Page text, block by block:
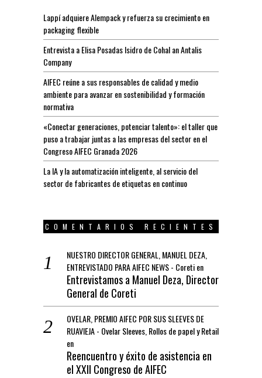
Lappí adquiere Alempack y refuerza su crecimiento en
packaging flexible
Entrevista a Elisa Posadas Isidro de Cohal an Antalis
Company
AIFEC reúne a sus responsables de calidad y medio
ambiente para avanzar en sostenibilidad y formación
normativa
«Conectar generaciones, potenciar talento»: el taller que
puso a trabajar juntas a las empresas del sector en el
Congreso AIFEC Granada 2026
La IA y la automatización inteligente, al servicio del
sector de fabricantes de etiquetas en continuo
COMENTARIOS RECIENTES
NUESTRO DIRECTOR GENERAL, MANUEL DEZA,
ENTREVISTADO PARA AIFEC NEWS - Coretien
Entrevistamos a Manuel Deza, Director
General de Coreti
OVELAR, PREMIO AIFEC POR SUS SLEEVES DE
RUAVIEJA - Ovelar Sleeves, Rollos de papel y Retail
en
Reencuentro y éxito de asistencia en
el XXII Congreso de AIFEC